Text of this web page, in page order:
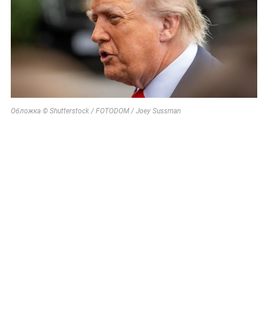
Обложка © Shutterstock / FOTODOM / Joey Sussman